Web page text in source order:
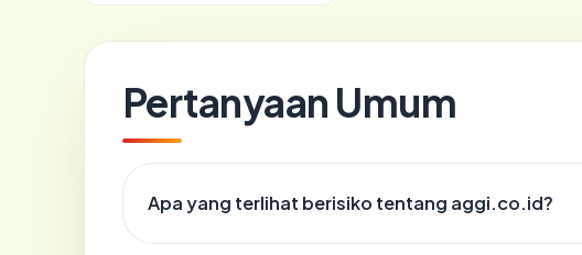
Pertanyaan Umum
Apa yang terlihat berisiko tentang aggi.co.id?